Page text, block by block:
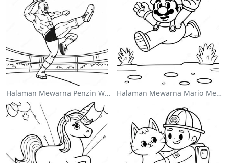
Halaman Mewarna Penzin Wwe Melompat Ke Atas Lawan Halaman Mewarna Mario Melompat Atas Goombas